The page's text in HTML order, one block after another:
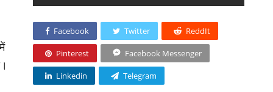
Facebook Twitter ReddIt
Pinterest Facebook Messenger
Linkedin Telegram